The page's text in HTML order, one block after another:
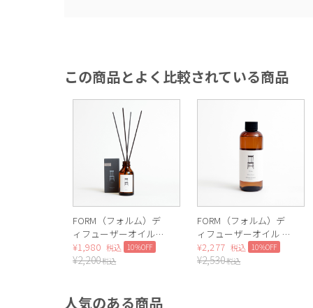
この商品とよく比較されている商品
FORM（フォルム）デ
ィフューザーオイル
100ml（Woody）
¥1,980 税込 10%OFF
¥2,200税込
FORM（フォルム）デ
ィフューザーオイル レ
フィル（White Floral）
¥2,277 税込 10%OFF
¥2,530税込
人気のある商品